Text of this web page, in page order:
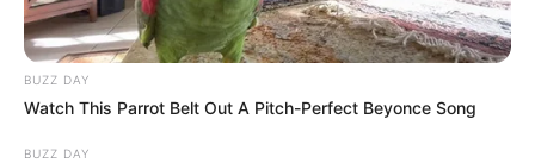
BRAINBERRIES
BUZZ DAY
Watch This Parrot Belt Out A Pitch-Perfect Beyonce Song
BUZZ DAY